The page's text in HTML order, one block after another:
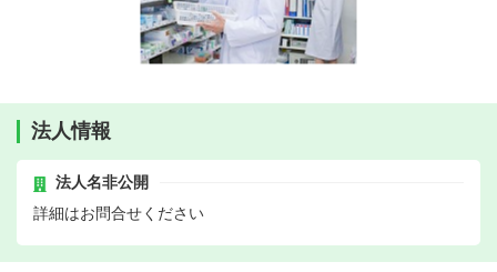
法人情報
法人名非公開
詳細はお問合せください